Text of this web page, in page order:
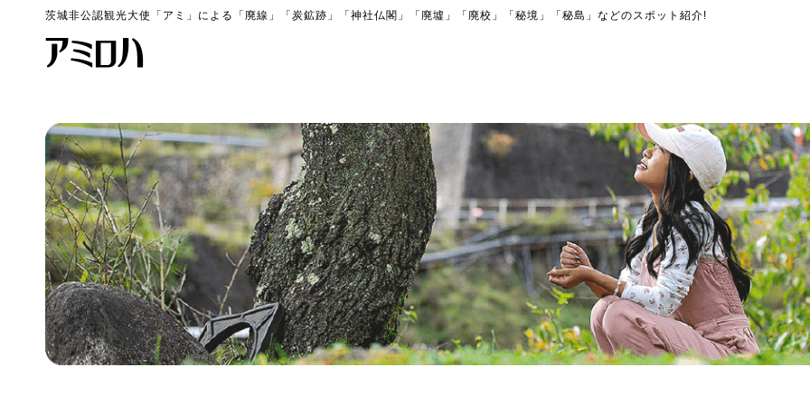
茨城非公認観光大使「アミ」による「廃線」「炭鉱跡」「神社仏閣」「廃墟」「廃校」「秘境」「秘島」などのスポット紹介!